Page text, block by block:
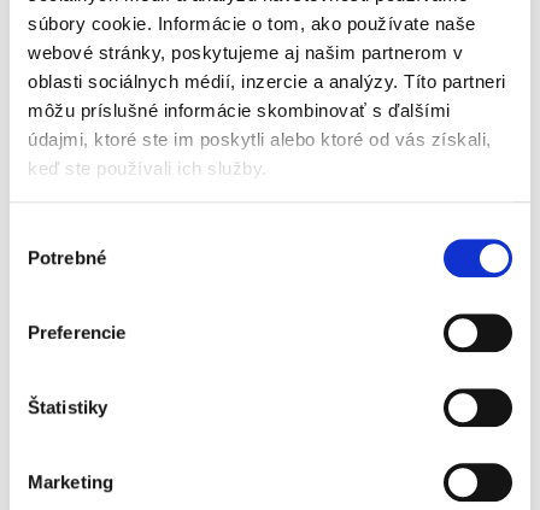
súbory cookie. Informácie o tom, ako používate naše
webové stránky, poskytujeme aj našim partnerom v
oblasti sociálnych médií, inzercie a analýzy. Títo partneri
môžu príslušné informácie skombinovať s ďalšími
údajmi, ktoré ste im poskytli alebo ktoré od vás získali,
keď ste používali ich služby.
súhlasu
Potrebné
Preferencie
Štatistiky
Marketing
oblasti „DCM“ a „ECM“, ale...
Právo startupových
spoločností. Správa,
Barbora Grambličková
úpravy startupových spoločností so zameraním
sa na praktické otázky z pohľadu právnej